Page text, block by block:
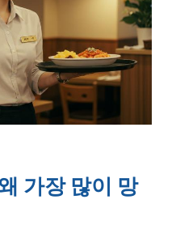
가장 많이 망